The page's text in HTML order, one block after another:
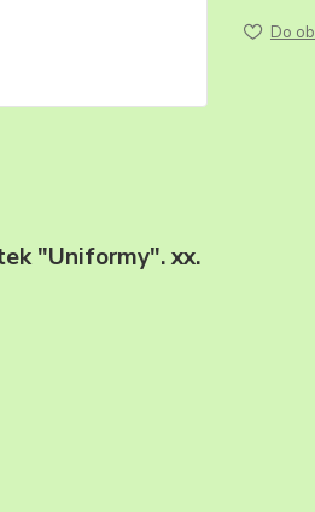
Do
sešitek "Uniformy".